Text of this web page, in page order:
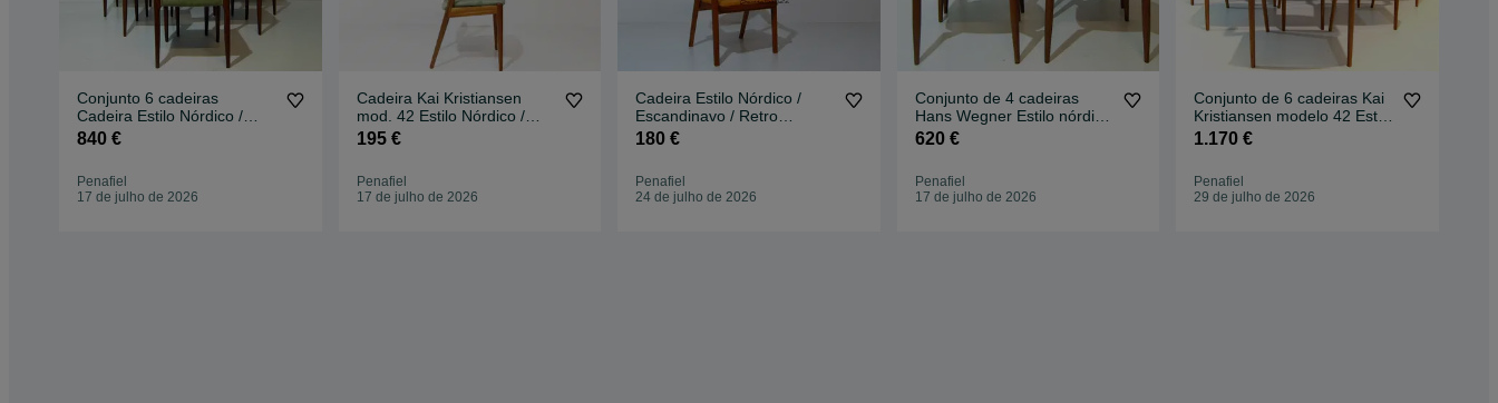
Conjunto 6 cadeiras
Cadeira Estilo Nórdico /
Retro Vintage
840 €
Penafiel
17 de julho de 2026
Cadeira Kai Kristiansen
mod. 42 Estilo Nórdico /
Escandinavo / Vintage /
195 €
Penafiel
17 de julho de 2026
Cadeira Estilo Nórdico /
Escandinavo / Retro
Vintage
180 €
Penafiel
24 de julho de 2026
Conjunto de 4 cadeiras
Hans Wegner Estilo nórdico
/ Escandinavo
620 €
Penafiel
17 de julho de 2026
Conjunto de 6 cadeiras Kai
Kristiansen modelo 42 Estilo
nórdico
1.170 €
Penafiel
29 de julho de 2026